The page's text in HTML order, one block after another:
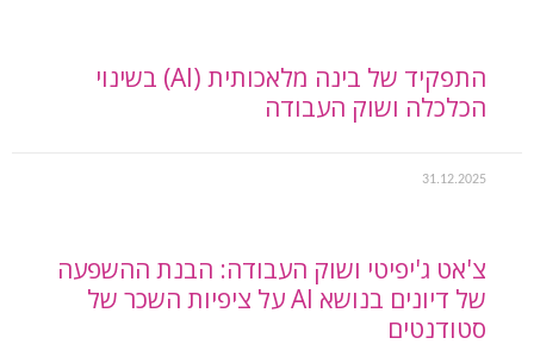
התפקיד של בינה מלאכותית (AI) בשינוי
הכלכלה ושוק העבודה
31.12.2025
צ'אט ג'יפיטי ושוק העבודה: הבנת ההשפעה
של דיונים בנושא AI על ציפיות השכר של
סטודנטים